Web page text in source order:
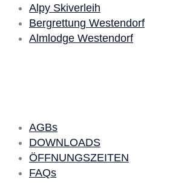
Alpy Skiverleih
Bergrettung Westendorf
Almlodge Westendorf
AGBs
DOWNLOADS
ÖFFNUNGSZEITEN
FAQs